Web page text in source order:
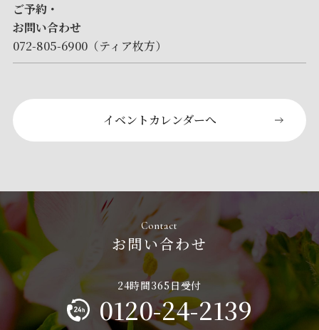
ご予約・
お問い合わせ
072-805-6900（ティア枚方）
イベントカレンダーへ
お問い合わせ
0120-24-2139